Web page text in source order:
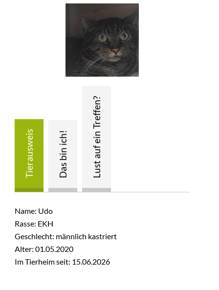
Name: Udo
Rasse: EKH
Geschlecht: männlich kastriert
Alter: 01.05.2020
Im Tierheim seit: 15.06.2026